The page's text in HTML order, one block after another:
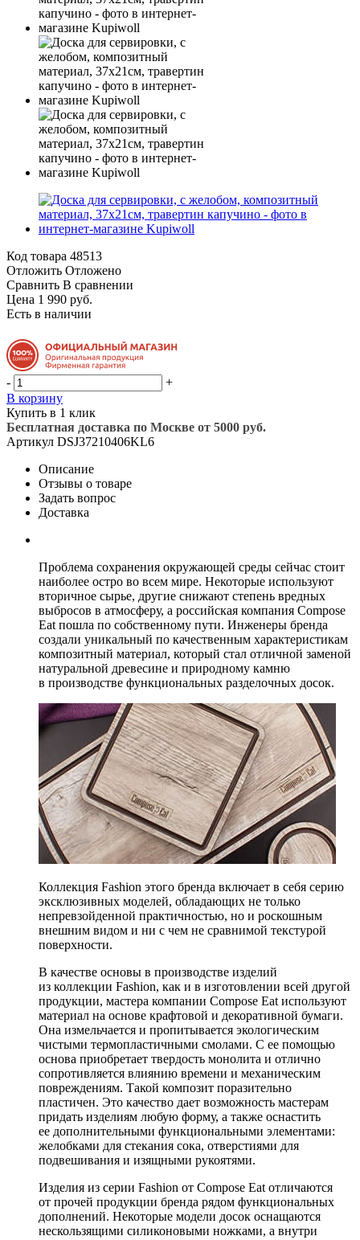
Код товара 48513
Отложить Отложено
Сравнить В сравнении
Цена 1 990 руб.
Есть в наличии
-
+
В корзину
Купить в 1 клик
Бесплатная доставка по Москве от 5000 руб.
Артикул DSJ37210406KL6
Описание
Отзывы о товаре
Задать вопрос
Доставка
Проблема сохранения окружающей среды сейчас стоит
наиболее остро во всем мире. Некоторые используют
вторичное сырье, другие снижают степень вредных
выбросов в атмосферу, а российская компания Compose
Eat пошла по собственному пути. Инженеры бренда
создали уникальный по качественным характеристикам
композитный материал, который стал отличной заменой
натуральной древесине и природному камню
в производстве функциональных разделочных досок.
Коллекция Fashion этого бренда включает в себя серию
эксклюзивных моделей, обладающих не только
непревзойденной практичностью, но и роскошным
внешним видом и ни с чем не сравнимой текстурой
поверхности.
В качестве основы в производстве изделий
из коллекции Fashion, как и в изготовлении всей другой
продукции, мастера компании Compose Eat используют
материал на основе крафтовой и декоративной бумаги.
Она измельчается и пропитывается экологическим
чистыми термопластичными смолами. С ее помощью
основа приобретает твердость монолита и отлично
сопротивляется влиянию времени и механическим
повреждениям. Такой композит поразительно
пластичен. Это качество дает возможность мастерам
придать изделиям любую форму, а также оснастить
ее дополнительными функциональными элементами:
желобками для стекания сока, отверстиями для
подвешивания и изящными рукоятями.
Изделия из серии Fashion от Compose Eat отличаются
от прочей продукции бренда рядом функциональных
дополнений. Некоторые модели досок оснащаются
нескользящими силиконовыми ножками, а внутри